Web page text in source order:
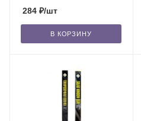
284 ₽/шт
В КОРЗИНУ